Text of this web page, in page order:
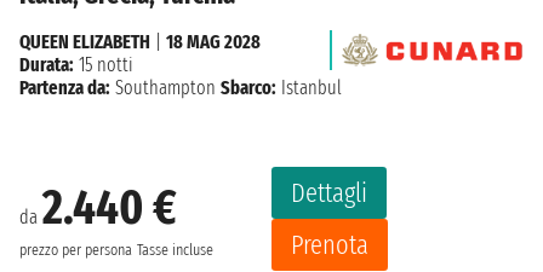
da 2.440 €
prezzo per persona Tasse incluse
Dettagli
Prenota
QUEEN ELIZABETH
18 MAG 2028
Durata: 15 notti
Partenza da: Southampton Sbarco: Istanbul